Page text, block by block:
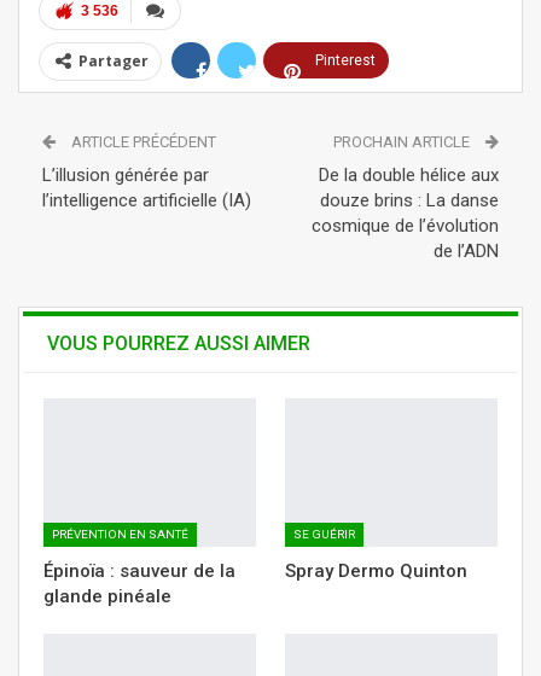
3 536
Partager Pinterest
Tumblr Telegram WhatsApp
ARTICLE PRÉCÉDENT
L’illusion générée par
l’intelligence artificielle (IA)
PROCHAIN ARTICLE
De la double hélice aux
douze brins : La danse
cosmique de l’évolution
de l’ADN
VOUS POURREZ AUSSI AIMER
PRÉVENTION EN SANTÉ
Épinoïa : sauveur de la
glande pinéale
SE GUÉRIR
Spray Dermo Quinton